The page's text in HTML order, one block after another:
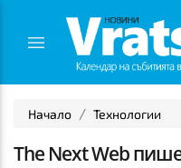
Начало Технологии
The Next Web